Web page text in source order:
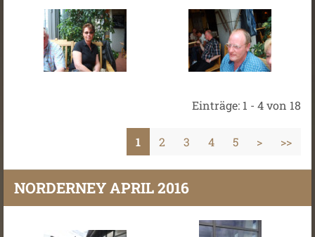
Einträge: 1 - 4 von 18
1 2 3 4 5 > >>
NORDERNEY APRIL 2016